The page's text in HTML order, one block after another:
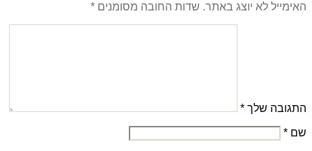
האימייל לא יוצג באתר. שדות החובה מסומנים *
התגובה שלך *
שם *